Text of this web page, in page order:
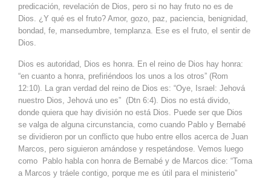
predicación, revelación de Dios, pero si no hay fruto no es de
Dios. ¿Y qué es el fruto? Amor, gozo, paz, paciencia, benignidad,
bondad, fe, mansedumbre, templanza. Ese es el fruto, el sentir de
Dios.
Dios es autoridad, Dios es honra. En el reino de Dios hay honra:
“en cuanto a honra, prefiriéndoos los unos a los otros” (Rom
12:10). La gran verdad del reino de Dios es: “Oye, Israel: Jehová
nuestro Dios, Jehová uno es” (Dtn 6:4). Dios no está divido,
donde quiera que hay división no está Dios. Puede ser que Dios
se valga de alguna circunstancia, como cuando Pablo y Bernabé
se dividieron por un conflicto que hubo entre ellos acerca de Juan
Marcos, pero siguieron amándose y respetándose. Vemos luego
como Pablo habla con honra de Bernabé y de Marcos dice: “Toma
a Marcos y tráele contigo, porque me es útil para el ministerio”